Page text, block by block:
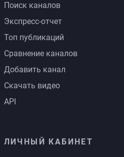
Поиск каналов
Экспресс-отчет
Топ публикаций
Сравнение каналов
Добавить канал
Скачать видео
API
ЛИЧНЫЙ КАБИНЕТ